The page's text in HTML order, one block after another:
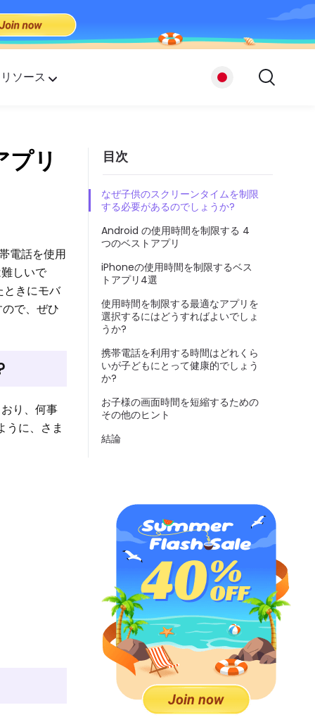
リソース
リ
電話を使用
しいで
ときにモバ
で、ぜひ
り、何事
うに、さま
目次
なぜ子供のスクリーンタイムを制限
する必要があるのでしょうか?
Android の使用時間を制限する 4
つのベストアプリ
iPhoneの使用時間を制限するベス
トアプリ4選
使用時間を制限する最適なアプリを
選択するにはどうすればよいでしょ
うか?
携帯電話を利用する時間はどれくら
いが子どもにとって健康的でしょう
か?
お子様の画面時間を短縮するための
その他のヒント
結論